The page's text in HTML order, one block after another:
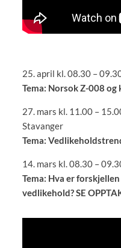
25. april kl. 08.30 –
Tema: Norsok Z-008
27. mars kl. 11.00 –
Stavanger
Tema:
14. mars kl. 08.30 –
Tema: Hva er
vedlikehold? SE